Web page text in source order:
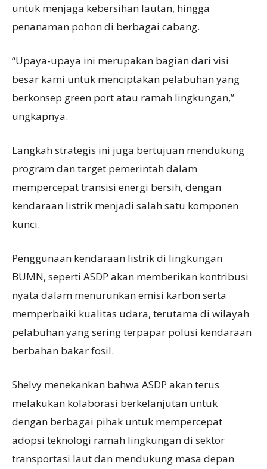
untuk menjaga kebersihan lautan, hingga
penanaman pohon di berbagai cabang.
“Upaya-upaya ini merupakan bagian dari visi
besar kami untuk menciptakan pelabuhan yang
berkonsep green port atau ramah lingkungan,”
ungkapnya.
Langkah strategis ini juga bertujuan mendukung
program dan target pemerintah dalam
mempercepat transisi energi bersih, dengan
kendaraan listrik menjadi salah satu komponen
kunci.
Penggunaan kendaraan listrik di lingkungan
BUMN, seperti ASDP akan memberikan kontribusi
nyata dalam menurunkan emisi karbon serta
memperbaiki kualitas udara, terutama di wilayah
pelabuhan yang sering terpapar polusi kendaraan
berbahan bakar fosil.
Shelvy menekankan bahwa ASDP akan terus
melakukan kolaborasi berkelanjutan untuk
dengan berbagai pihak untuk mempercepat
adopsi teknologi ramah lingkungan di sektor
transportasi laut dan mendukung masa depan